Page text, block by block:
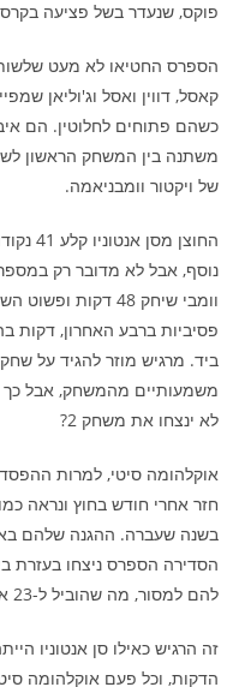
פוקס, שנעדר בשל פציעה
הספרס החטיאו לא מעט
כשהם פתוחים לחלוטין. הם
משתנה בין המשחק הראשון
של ויקטור וומבניאמה.
נוסף, אבל לא מדובר רק
וומבי שיחק 48
פסיביות ברבע האחרון, דקות
משמעותיים מהמשחק, אבל
לא ינצחו את משחק 2?
אוקלהומה סיטי, למרות ההפסד,
חזר אחרי חודש בחוץ ונראה
בשנה שעברה. ההגנה שלהם
הסדירה הספרס ניצחו בעזרת
להם למסור, מה שהוביל ל-23 איבודים ו-28 נקודות במעבר.
הדקות, וכל פעם אוקלהומה